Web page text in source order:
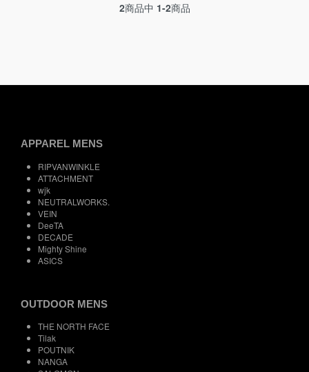
2商品中 1-2商品
APPAREL MENS
RIPVANWINKLE
ATTACHMENT
wjk
NEUTRALWORKS.
VEIN
DeeTA
DECADE
Mighty Shine
ASICS
OUTDOOR MENS
THE NORTH FACE
Tilak
POUTNIK
NANGA